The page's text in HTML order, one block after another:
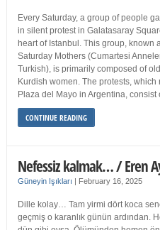
Every Saturday, a group of people
in silent protest in Galatasaray
heart of Istanbul. This group, known
Saturday Mothers (Cumartesi
Turkish), is primarily composed of
Kurdish women. The protests,
Plaza del Mayo in Argentina,
CONTINUE READING
Nefessiz kalmak… / Eren
Güneyin Işıkları | February 16, 2025
Dille kolay… Tam yirmi dört koca
geçmiş o karanlık günün ardından.